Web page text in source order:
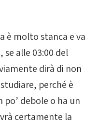
è molto stanca e va
alle 03:00 del
dirà di non
perché è
po’ debole o ha un
certamente la